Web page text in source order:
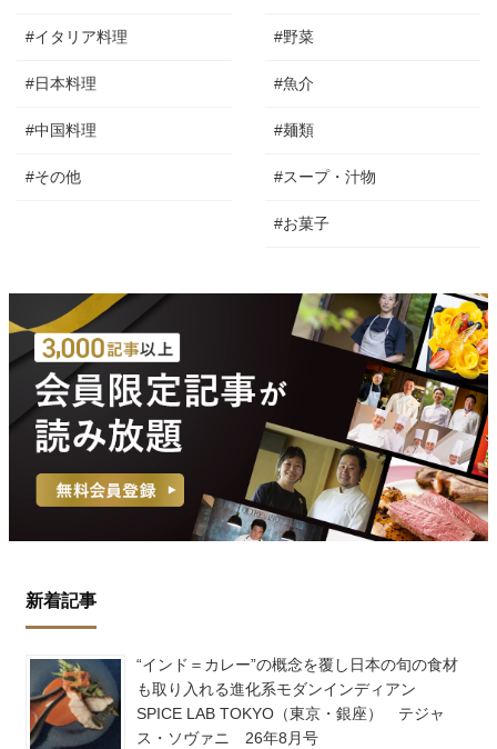
#イタリア料理
#日本料理
#中国料理
#その他
#野菜
#魚介
#麺類
#スープ・汁物
#お菓子
新着記事
“インド＝カレー”の概念を覆し日本の旬の食材
も取り入れる進化系モダンインディアン
SPICE LAB TOKYO（東京・銀座） テジャ
ス・ソヴァニ 26年8月号